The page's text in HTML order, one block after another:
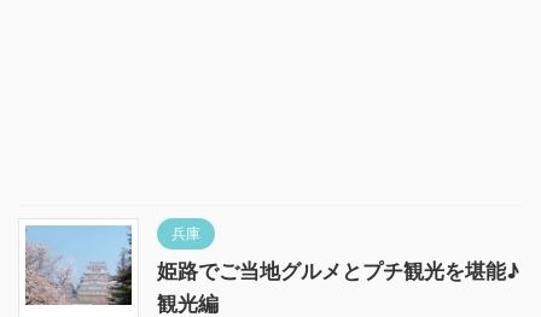
兵庫
姫路でご当地グルメとプチ観光を堪能♪
観光編